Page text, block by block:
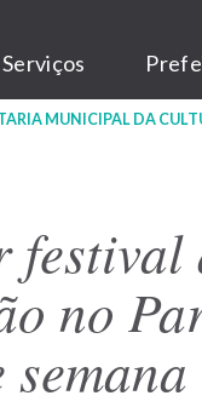
Serviços
MUNICIPAL DA
no
semana